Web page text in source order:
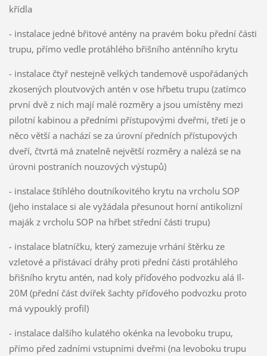
křídla
- instalace jedné břitové antény na pravém boku přední části
trupu, přímo vedle protáhlého břišního anténního krytu
- instalace čtyř nestejně velkých tandemově uspořádaných
zkosených ploutvových antén v ose hřbetu trupu (zatímco
první dvě z nich mají malé rozměry a jsou umístěny mezi
pilotní kabinou a předními přístupovými dveřmi, třetí je o
něco větší a nachází se za úrovní předních přístupových
dveří, čtvrtá má znatelně největší rozměry a nalézá se na
úrovni postraních nouzových výstupů)
- instalace štíhlého doutníkovitého krytu na vrcholu SOP
(jeho instalace si ale vyžádala přesunout horní antikolizní
maják z vrcholu SOP na hřbet střední části trupu)
- instalace blatníčku, který zamezuje vrhání štěrku ze
vzletové a přistávací dráhy proti přední části protáhlého
břišního krytu antén, nad koly příďového podvozku alá Il-
20M (přední část dvířek šachty příďového podvozku proto
má vypouklý profil)
- instalace dalšího kulatého okénka na levoboku trupu,
přímo před zadními vstupními dveřmi (na levoboku trupu